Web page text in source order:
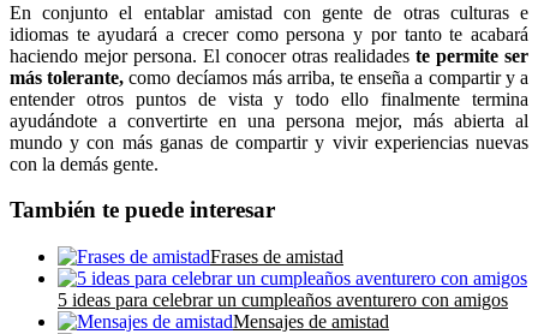
En conjunto el entablar amistad con gente de otras culturas e
idiomas te ayudará a crecer como persona y por tanto te acabará
haciendo mejor persona. El conocer otras realidades te permite ser
más tolerante,como decíamos más arriba, te enseña a compartir y a
entender otros puntos de vista y todo ello finalmente termina
ayudándote a convertirte en una persona mejor, más abierta al
mundo y con más ganas de compartir y vivir experiencias nuevas
con la demás gente.
También te puede interesar
Frases de amistad
5 ideas para celebrar un cumpleaños aventurero con amigos
Mensajes de amistad